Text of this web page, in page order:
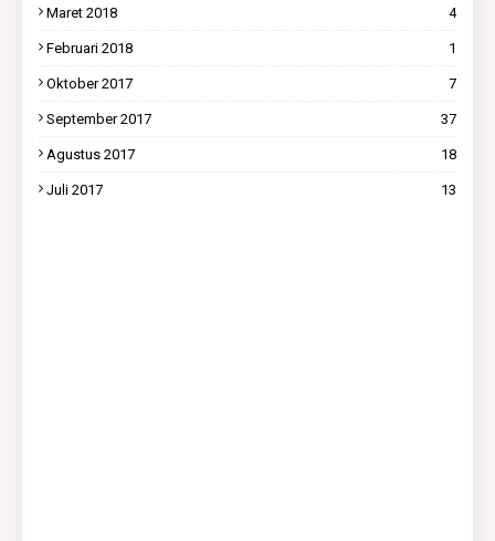
Maret 2018 4
Februari 2018 1
Oktober 2017 7
September 2017 37
Agustus 2017 18
Juli 2017 13